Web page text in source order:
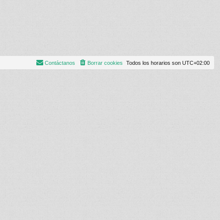
Todos los horarios son UTC+02:00
Borrar cookies
Contáctanos